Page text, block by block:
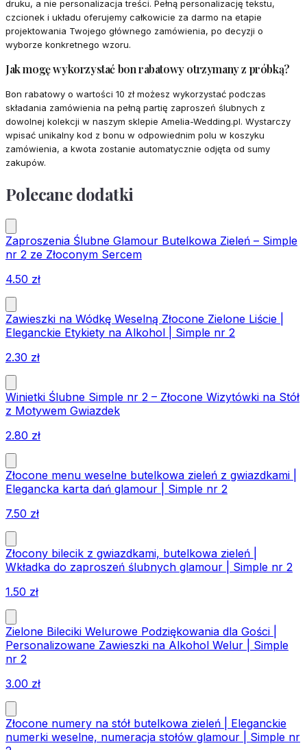
druku, a nie personalizacja treści. Pełną personalizację tekstu,
czcionek i układu oferujemy całkowicie za darmo na etapie
projektowania Twojego głównego zamówienia, po decyzji o
wyborze konkretnego wzoru.
Jak mogę wykorzystać bon rabatowy otrzymany z próbką?
Bon rabatowy o wartości 10 zł możesz wykorzystać podczas
składania zamówienia na pełną partię zaproszeń ślubnych z
dowolnej kolekcji w naszym sklepie Amelia-Wedding.pl. Wystarczy
wpisać unikalny kod z bonu w odpowiednim polu w koszyku
zamówienia, a kwota zostanie automatycznie odjęta od sumy
zakupów.
Polecane dodatki
Zaproszenia Ślubne Glamour Butelkowa Zieleń – Simple
nr 2 ze Złoconym Sercem
4.50 zł
Zawieszki na Wódkę Weselną Złocone Zielone Liście |
Eleganckie Etykiety na Alkohol | Simple nr 2
2.30 zł
Winietki Ślubne Simple nr 2 – Złocone Wizytówki na Stół
z Motywem Gwiazdek
2.80 zł
Złocone menu weselne butelkowa zieleń z gwiazdkami |
Elegancka karta dań glamour | Simple nr 2
7.50 zł
Złocony bilecik z gwiazdkami, butelkowa zieleń |
Wkładka do zaproszeń ślubnych glamour | Simple nr 2
1.50 zł
Zielone Bileciki Welurowe Podziękowania dla Gości |
Personalizowane Zawieszki na Alkohol Welur | Simple
nr 2
3.00 zł
Złocone numery na stół butelkowa zieleń | Eleganckie
numerki weselne, numeracja stołów glamour | Simple nr